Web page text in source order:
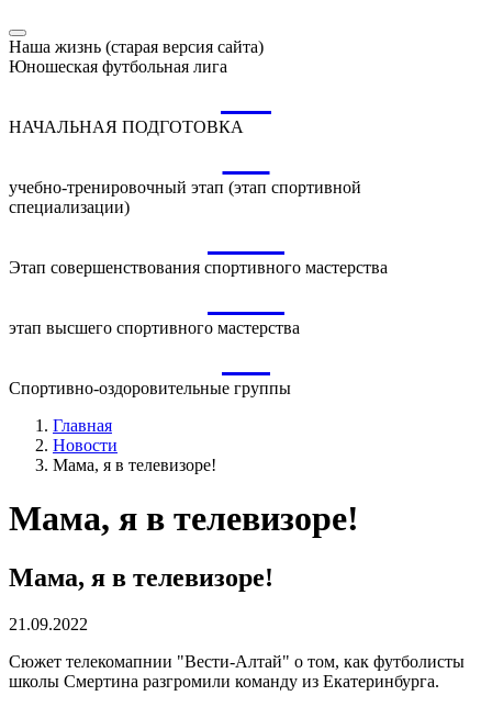
Наша жизнь (старая версия сайта)
Юношеская футбольная лига
НАЧАЛЬНАЯ ПОДГОТОВКА
учебно-тренировочный этап (этап спортивной
специализации)
Этап совершенствования спортивного мастерства
этап высшего спортивного мастерства
Спортивно-оздоровительные группы
Главная
Новости
Мама, я в телевизоре!
Мама, я в телевизоре!
Мама, я в телевизоре!
21.09.2022
Сюжет телекомапнии "Вести-Алтай" о том, как футболисты
школы Смертина разгромили команду из Екатеринбурга.